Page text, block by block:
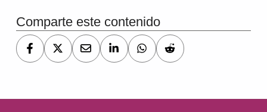
Comparte este contenido
Navegación de entradas